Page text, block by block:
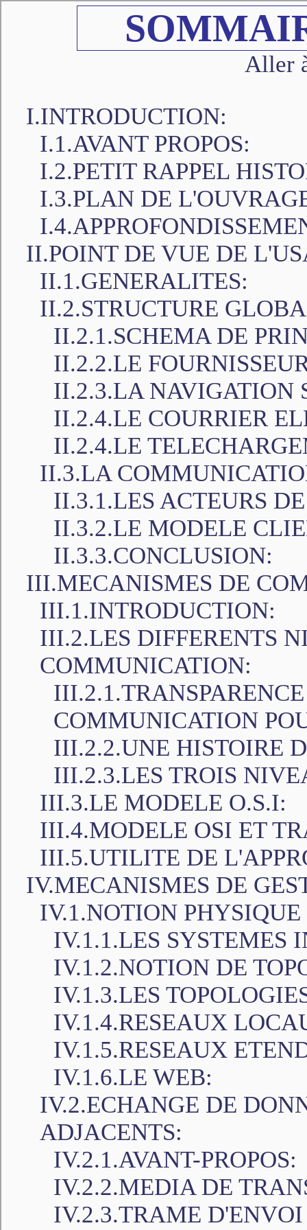
Aller
I.INTRODUCTION:
I.1.AVANT PROPOS:
I.2.PETIT RAPPEL
I.3.PLAN DE
II.POINT DE VUE DE
II.1.GENERALITES:
II.2.STRUCTURE
II.2.1.SCHEMA DE
II.2.2.LE
II.2.3.LA NAVIGATION
II.2.4.LE COURRIER
II.2.4.LE
II.3.LA
II.3.1.LES ACTEURS
II.3.2.LE MODELE
II.3.3.CONCLUSION:
III.MECANISMES DE
III.1.INTRODUCTION:
III.2.LES DIFFERENTS
COMMUNICATION:
COMMUNICATION
III.2.2.UNE HISTOIRE
III.2.3.LES TROIS
III.3.LE MODELE O.S.I:
III.4.MODELE OSI ET
III.5.UTILITE DE
IV.MECANISMES DE
IV.1.NOTION
IV.1.1.LES SYSTEMES
IV.1.2.NOTION DE
IV.1.3.LES
IV.1.4.RESEAUX
IV.1.5.RESEAUX
IV.1.6.LE WEB:
IV.2.ECHANGE DE
ADJACENTS:
IV.2.1.AVANT-PROPOS:
IV.2.2.MEDIA DE
IV.2.3.TRAME